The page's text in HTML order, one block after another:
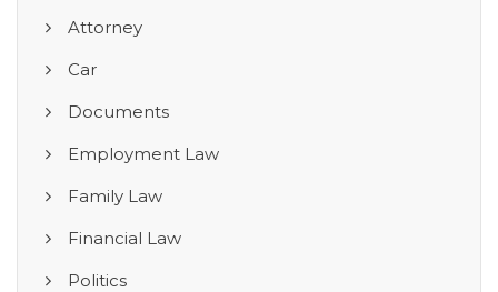
Attorney
Car
Documents
Employment Law
Family Law
Financial Law
Politics